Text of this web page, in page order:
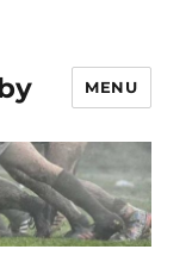
MENU